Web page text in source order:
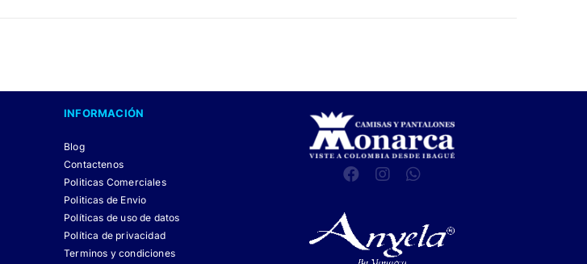
INFORMACIÓN
Blog
Contactenos
Politicas Comerciales
Politicas de Envio
Políticas de uso de datos
Política de privacidad
Terminos y condiciones